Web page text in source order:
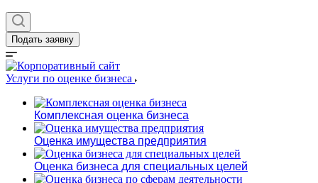
Подать заявку
Услуги по оценке бизнеса
Комплексная оценка бизнеса
Оценка имущества предприятия
Оценка бизнеса для специальных целей